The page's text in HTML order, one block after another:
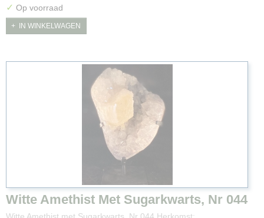
✓ Op voorraad
IN WINKELWAGEN
Witte Amethist Met Sugarkwarts, Nr 044